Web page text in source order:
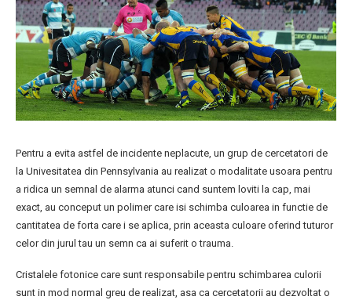
Pentru a evita astfel de incidente neplacute, un grup de cercetatori de
la Univesitatea din Pennsylvania au realizat o modalitate usoara pentru
a ridica un semnal de alarma atunci cand suntem loviti la cap, mai
exact, au conceput un polimer care isi schimba culoarea in functie de
cantitatea de forta care i se aplica, prin aceasta culoare oferind tuturor
celor din jurul tau un semn ca ai suferit o trauma.
Cristalele fotonice care sunt responsabile pentru schimbarea culorii
sunt in mod normal greu de realizat, asa ca cercetatorii au dezvoltat o